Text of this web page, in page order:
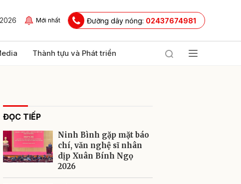
Mới nhất Đường dây nóng: 02437674981
Thành tựu và Phát triển
ĐỌC TIẾP
Ninh Bình gặp mặt báo
chí, văn nghệ sĩ nhân
dịp Xuân Bính Ngọ
2026